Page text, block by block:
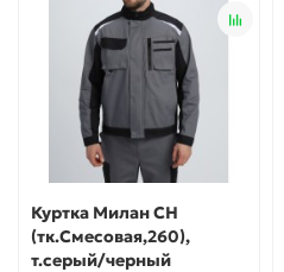
Куртка Милан CH
(тк.Смесовая,260),
т.серый/черный